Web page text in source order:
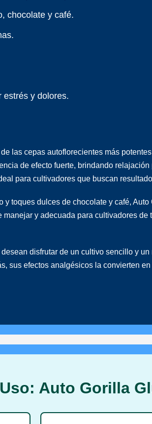
chocolate y café.
estrés y dolores.
las cepas autoflorecientes más
de efecto fuerte, brindando
para cultivadores que buscan
toques dulces de chocolate y café,
y adecuada para cultivadores
disfrutar de un cultivo sencillo y
sus efectos analgésicos la convierten
Auto Gorilla